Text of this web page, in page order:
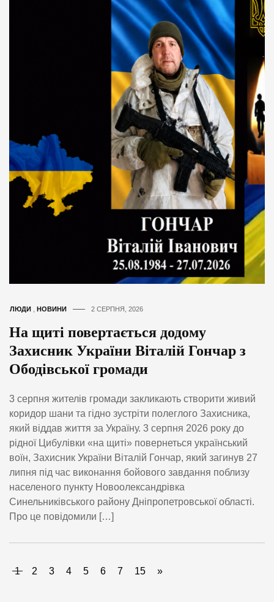
ЛЮДИ НОВИНИ 2 СЕРПНЯ, 2026
На щиті повертається додому
Захисник України Віталій Гончар з
Ободівської громади
3 серпня жителів громади закликають створити живий
коридор шани та гідно зустріти полеглого Захисника,
який віддав життя за Україну. 3 серпня 2026 року до
рідної Цибулівки «на щиті» повернеться український
воїн, Захисник України Віталій Гончар, який загинув 27
липня під час виконання бойового завдання поблизу
населеного пункту Новоолександрівка
Синельниківського району Дніпропетровської області.
Про це повідомили […]
1 2 3 4 5 6 7 15 »